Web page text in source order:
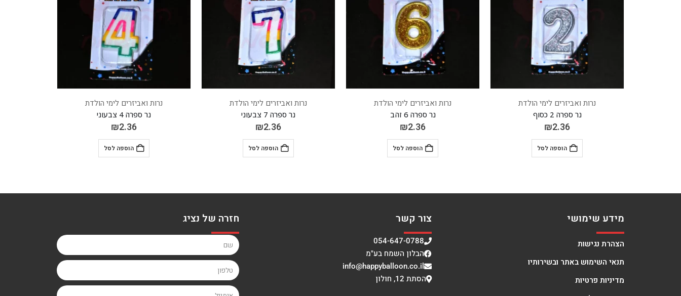
נרות ואביזרים לימי הולדת
נר ספרה 6 זהב
₪2.36
הוספה לסל
נרות ואביזרים לימי הולדת
נר ספרה 7 צבעוני
₪2.36
הוספה לסל
נרות ואביזרים לימי הולדת
נר ספרה 4 צבעוני
₪2.36
הוספה לסל
נרות ואביזרים לימי הולדת
נר ספרה 8 צבעוני
₪2.36
הוספה לסל
מידע שימושי
הצהרת נגישות
תנאי השימוש באתר ובשירותיו
מדיניות פרטיות
צור קשר
054-647-0788
הבלון השמח בע"מ
info@happyballoon.co.il
הסתת 12, חולון
חזרה של נציג